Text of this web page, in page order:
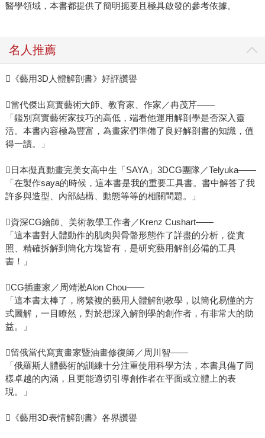
醫學領域，本書都提供了簡明扼要且極具啟發的參考依據。
名人推薦
《藝用3D人體解剖書》好評讚譽
當代傑出寫實藝術大師、教育家、作家／冉茂芹——
「鑑別寫實藝術家技巧的高低，端看他運用解剖學是否深入靈
活。本書內容極為豐富，為畫家們準備了良好解剖書的知識，值
得一讀。」
日本擬真動畫完美女高中生「SAYA」3DCG團隊／Telyuka——
「在製作saya的時候，這本書是我的重要工具書。書中解答了我
許多與造型、內部結構、動態等等的相關問題。」
資深CG繪師、美術教學工作者／Krenz Cushart——
「這本書對人體動作的肌肉與骨骼形態作了詳盡的分析，從實
照、精確拆解到簡化方塊皆有，是研究藝用解剖必備的工具
書！」
CG插畫家／周靖淞Alon Chou——
「這本書太棒了，將繁複的藝用人體解剖教學，以簡化易懂的方
式圖解，一目瞭然，對於想深入解剖學的創作者，有非常大的助
益。」
留俄當代寫實畫家暨油畫修復師／周川智——
「俄羅斯人體藝術的訓練十分注重使用科學方法，本書具備了同
樣卓越的內涵，且更能適切引導創作者在平面或立體上的表
現。」
《藝用3D表情解剖書》各界讚譽